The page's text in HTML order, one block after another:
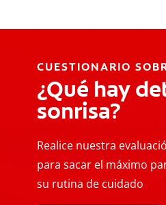
CUESTIONARIO
¿Qué hay
sonrisa?
Realice nuestra
para sacar el máximo
su rutina de cuidado